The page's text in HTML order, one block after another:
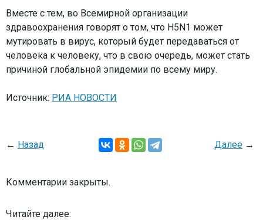
Вместе с тем, во Всемирной организации
здравоохранения говорят о том, что H5N1 может
мутировать в вирус, который будет передаваться от
человека к человеку, что в свою очередь, может стать
причиной глобальной эпидемии по всему миру.
Источник: РИА НОВОСТИ
← Назад Далее →
Комментарии закрыты.
Читайте далее: